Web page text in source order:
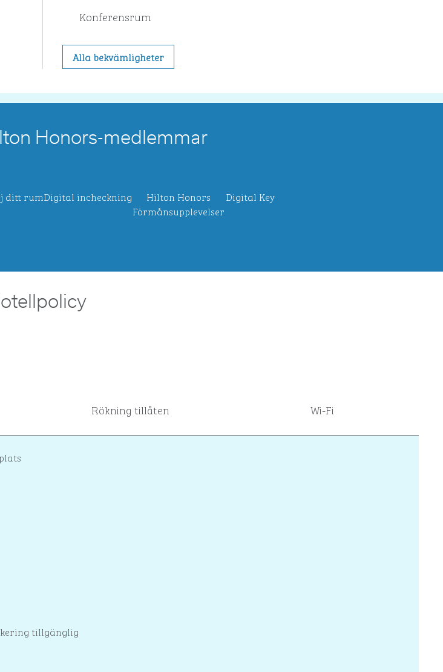
Konferensrum
Alla bekvämligheter
Honors-medlemmar
ditt rumDigital incheckning
Hilton Honors
Förmånsupplevelser
Digital Key
Rökning tillåten Wi-Fi
tillgänglig